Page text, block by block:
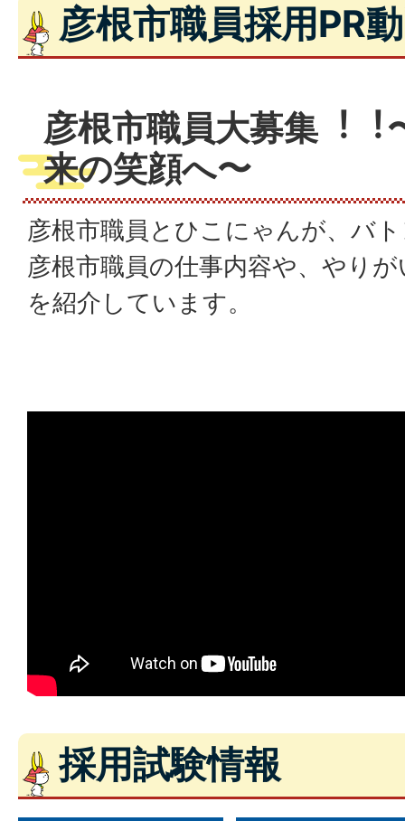
彦根市職員採用PR
彦根市職員⼤募集︕︕
来の笑顔へ〜
彦根市職員とひこにゃんが、バ
彦根市職員の仕事内容や、やり
を紹介しています。
採用試験情報